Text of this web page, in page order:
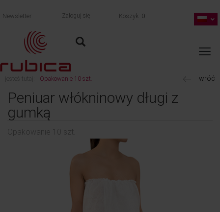
Newsletter Zaloguj się Koszyk 0
jesteś tutaj: Opakowanie 10 szt. wróć
Peniuar włókninowy długi z
gumką
Opakowanie 10 szt.